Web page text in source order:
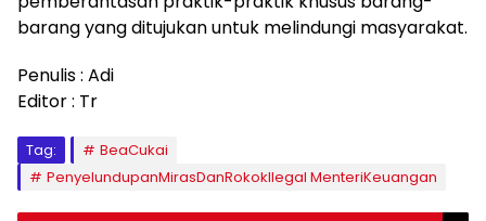
barang yang ditujukan untuk melindungi masyarakat.
Penulis : Adi
Editor : Tr
Tag:
BeaCukai
PenyelundupanMirasDanRokokIlegal MenteriKeuangan